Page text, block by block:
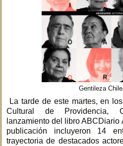
Gentileza
La tarde de este martes, en
Cultural de Providencia,
lanzamiento del libro ABCDiario
publicación incluyeron 14
trayectoria de destacados